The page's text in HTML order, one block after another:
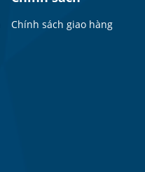
Chính sách giao hàng